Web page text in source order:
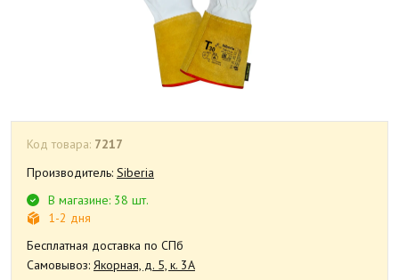
Код товара: 7217
Производитель: Siberia
В магазине: 38 шт.
1-2 дня
Бесплатная доставка по СПб
Самовывоз: Якорная, д. 5, к. 3А